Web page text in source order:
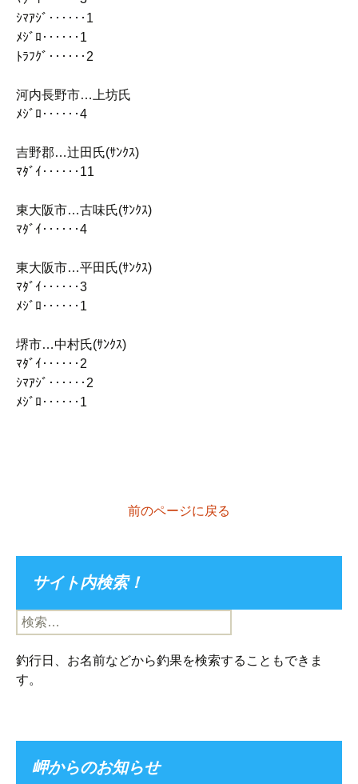
ｼﾏｱｼﾞ‥‥‥1
ﾒｼﾞﾛ‥‥‥1
ﾄﾗﾌｸﾞ‥‥‥2
河内長野市…上坊氏
ﾒｼﾞﾛ‥‥‥4
吉野郡…辻田氏(ｻﾝｸｽ)
ﾏﾀﾞｲ‥‥‥11
東大阪市…古味氏(ｻﾝｸｽ)
ﾏﾀﾞｲ‥‥‥4
東大阪市…平田氏(ｻﾝｸｽ)
ﾏﾀﾞｲ‥‥‥3
ﾒｼﾞﾛ‥‥‥1
堺市…中村氏(ｻﾝｸｽ)
ﾏﾀﾞｲ‥‥‥2
ｼﾏｱｼﾞ‥‥‥2
ﾒｼﾞﾛ‥‥‥1
前のページに戻る
サイト内検索！
検
索:
釣行日、お名前などから釣果を検索することもできま
す。
岬からのお知らせ